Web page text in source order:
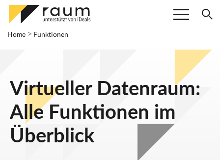
Home > Funktionen
Virtueller Datenraum:
Alle Funktionen im
Überblick